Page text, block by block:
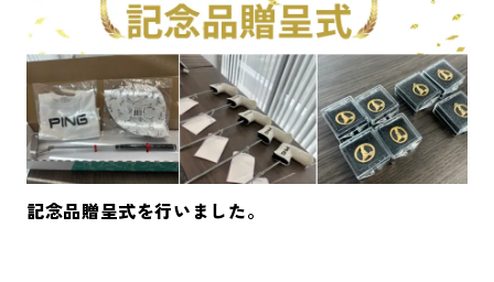
記念品贈呈式を行いました。